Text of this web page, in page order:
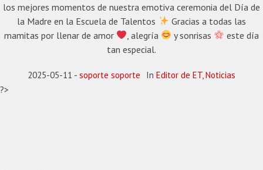
los mejores momentos de nuestra emotiva ceremonia del Día de
la Madre en la Escuela de Talentos
Gracias a todas las
mamitas por llenar de amor
, alegría y sonrisas
este día
tan especial.
2025-05-11 soporte soporte In Editor de ET, Noticias
?>